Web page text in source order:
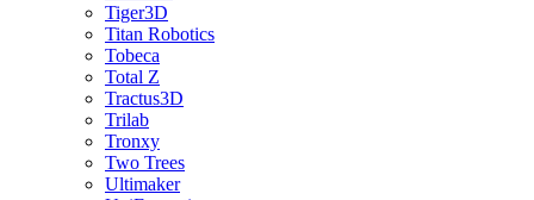
Tiger3D
Titan Robotics
Tobeca
Total Z
Tractus3D
Trilab
Tronxy
Two Trees
Ultimaker